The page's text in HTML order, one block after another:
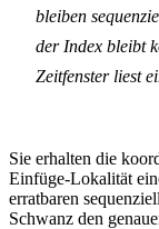
bleiben
der Index bleibt
Zeitfenster liest
Sie erhalten die
Einfüge-Lokalität
erratbaren
Schwanz den